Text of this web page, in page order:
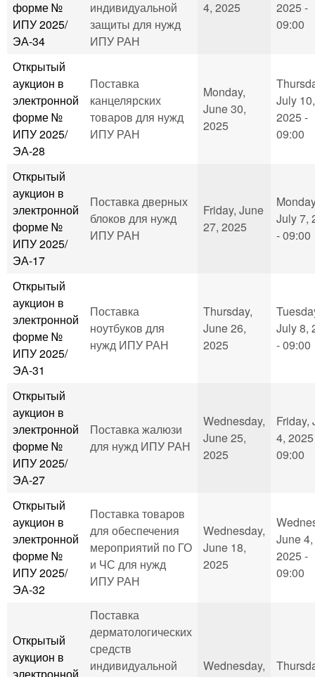
форме №
ИПУ 2025/
ЭА-34
индивидуальной
защиты для нужд
ИПУ РАН
4, 2025
2025 -
09:00
Открытый
аукцион в
электронной
форме №
ИПУ 2025/
ЭА-28
Поставка
канцелярских
товаров для нужд
ИПУ РАН
Monday,
June 30,
2025
July 10,
2025 -
09:00
Открытый
аукцион в
электронной
форме №
ИПУ 2025/
ЭА-17
Поставка дверных
блоков для нужд
ИПУ РАН
Friday, June
27, 2025
July 7,
- 09:00
Открытый
аукцион в
электронной
форме №
ИПУ 2025/
ЭА-31
Поставка
ноутбуков для
нужд ИПУ РАН
Thursday,
June 26,
2025
July 8,
- 09:00
Открытый
аукцион в
электронной
форме №
ИПУ 2025/
ЭА-27
Поставка жалюзи
для нужд ИПУ РАН
Wednesday,
June 25,
2025
Friday,
4,
09:00
Открытый
аукцион в
электронной
форме №
ИПУ 2025/
ЭА-32
Поставка товаров
для обеспечения
мероприятий по ГО
и ЧС для нужд
ИПУ РАН
Wednesday,
June 18,
2025
June 4,
2025 -
09:00
Открытый
аукцион в
электронной
Поставка
дерматологических
средств
индивидуальной
Wednesday,